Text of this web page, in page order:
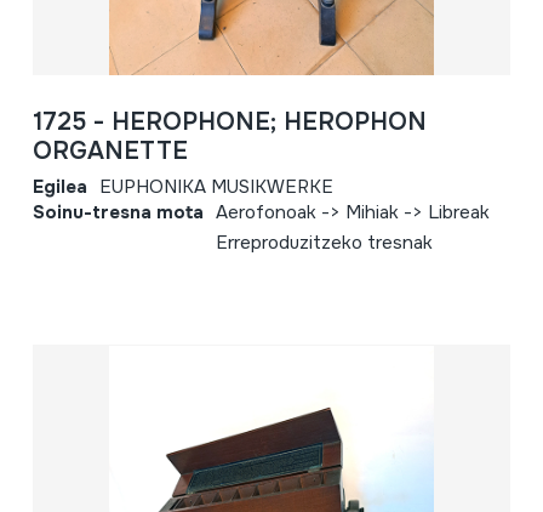
1725 - HEROPHONE; HEROPHON
ORGANETTE
Egilea EUPHONIKA MUSIKWERKE
Soinu-tresna mota Aerofonoak -> Mihiak -> Libreak
Erreproduzitzeko tresnak